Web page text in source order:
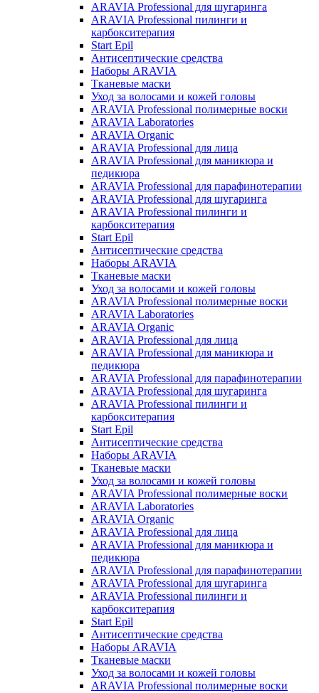
ARAVIA Professional для шугаринга
ARAVIA Professional пилинги и
карбокситерапия
Start Epil
Антисептические средства
Наборы ARAVIA
Тканевые маски
Уход за волосами и кожей головы
ARAVIA Professional полимерные воски
ARAVIA Laboratories
ARAVIA Organic
ARAVIA Professional для лица
ARAVIA Professional для маникюра и
педикюра
ARAVIA Professional для парафинотерапии
ARAVIA Professional для шугаринга
ARAVIA Professional пилинги и
карбокситерапия
Start Epil
Антисептические средства
Наборы ARAVIA
Тканевые маски
Уход за волосами и кожей головы
ARAVIA Professional полимерные воски
ARAVIA Laboratories
ARAVIA Organic
ARAVIA Professional для лица
ARAVIA Professional для маникюра и
педикюра
ARAVIA Professional для парафинотерапии
ARAVIA Professional для шугаринга
ARAVIA Professional пилинги и
карбокситерапия
Start Epil
Антисептические средства
Наборы ARAVIA
Тканевые маски
Уход за волосами и кожей головы
ARAVIA Professional полимерные воски
ARAVIA Laboratories
ARAVIA Organic
ARAVIA Professional для лица
ARAVIA Professional для маникюра и
педикюра
ARAVIA Professional для парафинотерапии
ARAVIA Professional для шугаринга
ARAVIA Professional пилинги и
карбокситерапия
Start Epil
Антисептические средства
Наборы ARAVIA
Тканевые маски
Уход за волосами и кожей головы
ARAVIA Professional полимерные воски